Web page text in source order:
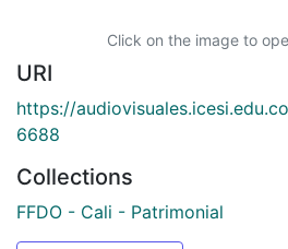
Click on the image to
URI
https://
6688
Collections
FFDO - Cali - Patrimonial